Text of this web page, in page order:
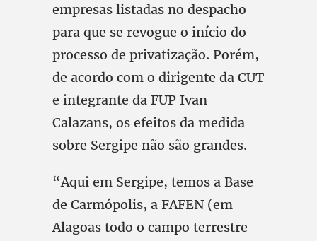
empresas listadas no despacho
para que se revogue o início do
processo de privatização. Porém,
de acordo com o dirigente da CUT
e integrante da FUP Ivan
Calazans, os efeitos da medida
sobre Sergipe não são grandes.
“Aqui em Sergipe, temos a Base
de Carmópolis, a FAFEN (em
Alagoas todo o campo terrestre